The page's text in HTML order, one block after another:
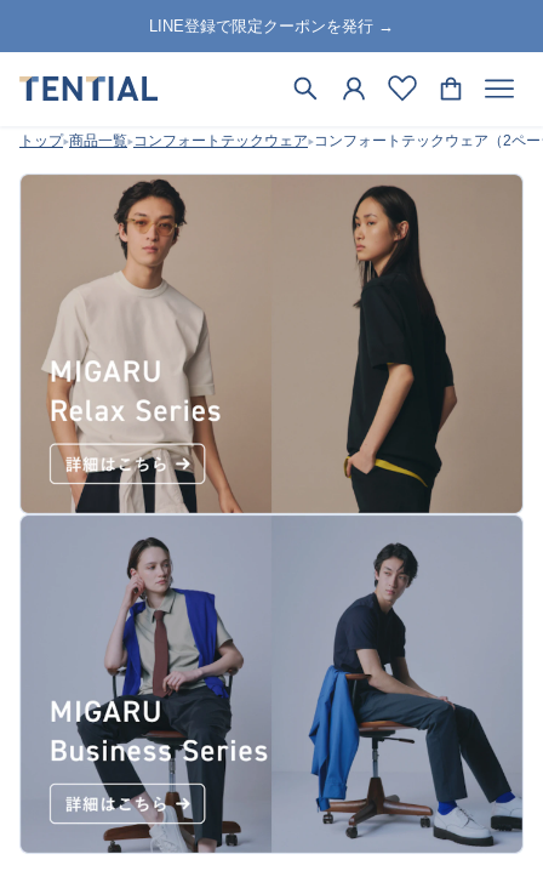
LINE登録で限定クーポンを発行 →
トップ 商品一覧 コンフォートテックウェア コンフォートテックウェア（2ペ